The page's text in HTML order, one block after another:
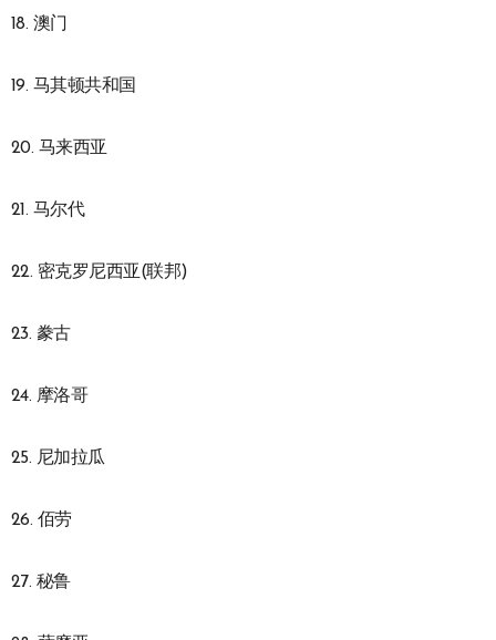
18. 澳门
19. 马其顿共和国
20. 马来西亚
21. 马尔代
22. 密克罗尼西亚(联邦)
23. 豢古
24. 摩洛哥
25. 尼加拉瓜
26. 佰劳
27. 秘鲁